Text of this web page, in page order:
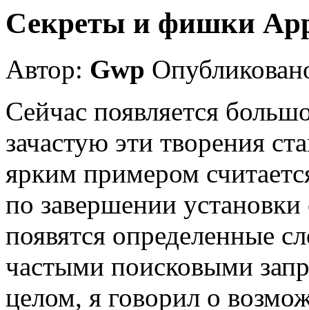
Секреты и фишки
Автор: Gwp
Сейчас появляется
зачастую эти творения
ярким примером
по завершении
появятся определенные
частыми поисковыми
целом, я говорил о